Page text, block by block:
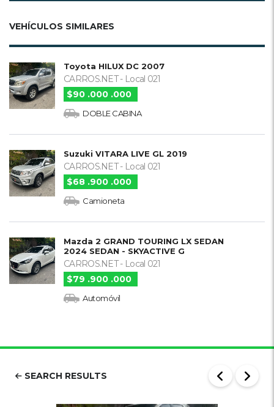
VEHÍCULOS SIMILARES
Toyota HILUX DC 2007
CARROS.NET - Local 021
$90 .000 .000
DOBLE CABINA
Suzuki VITARA LIVE GL 2019
CARROS.NET - Local 021
$68 .900 .000
Camioneta
Mazda 2 GRAND TOURING LX SEDAN
2024 SEDAN - SKYACTIVE G
CARROS.NET - Local 021
$79 .900 .000
Automóvil
SEARCH RESULTS